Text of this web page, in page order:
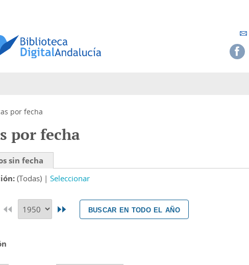
por fecha
por fecha
sin fecha
(Todas) Seleccionar
buscar en todo el año